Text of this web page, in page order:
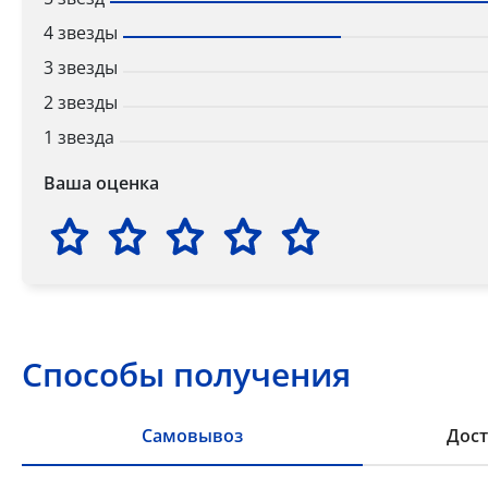
4 звезды
3 звезды
2 звезды
1 звезда
Ваша оценка
Способы получения
Самовывоз